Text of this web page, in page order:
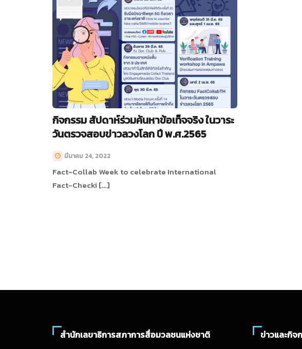
กิจกรรม สัปดาห์ร่วมค้นหาข้อเท็จจริง ในวาระ
วันตรวจสอบข่าวลวงโลก ปี พ.ศ.2565
มีนาคม 24, 2022
Fact-Collab Week to celebrate International
Fact-Checki […]
สำนักเลขาธิการสภาการสื่อมวลชนแห่งชาติ ข่าวและกิจ